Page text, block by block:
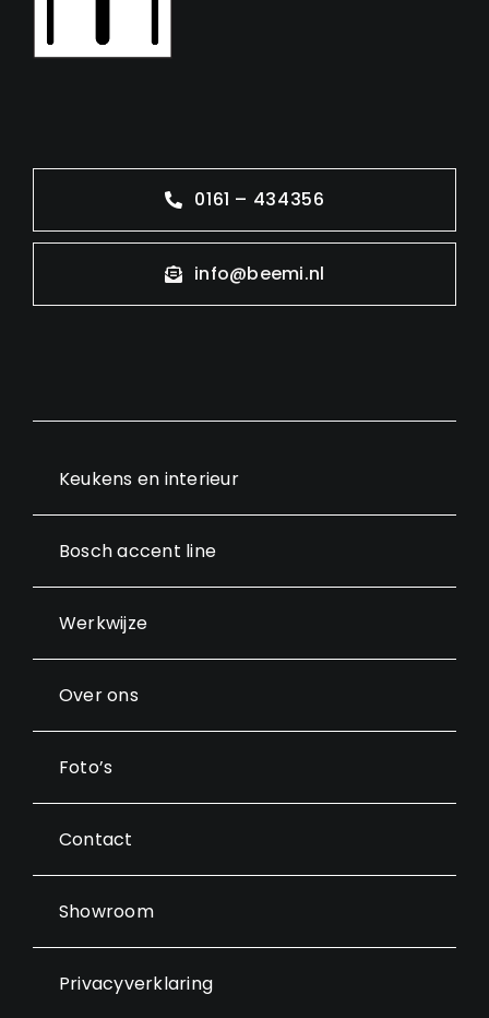
0161 – 434356
info@beemi.nl
Keukens en interieur
Bosch accent line
Werkwijze
Over ons
Foto’s
Contact
Showroom
Privacyverklaring